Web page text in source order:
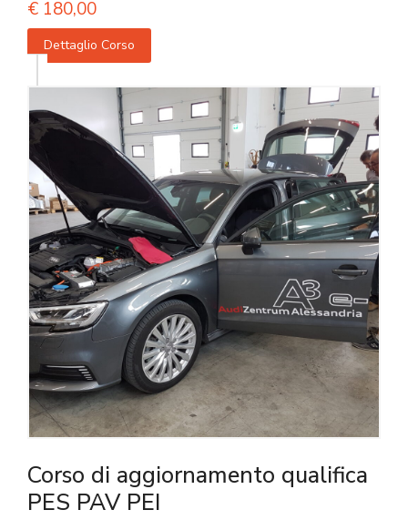
€ 180,00
Dettaglio Corso
Corso di aggiornamento qualifica
PES PAV PEI